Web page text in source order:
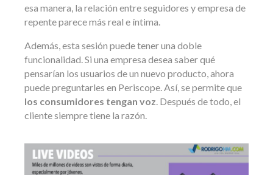
esa manera, la relación entre seguidores y empresa de
repente parece más real e íntima.
Además, esta sesión puede tener una doble
funcionalidad. Si una empresa desea saber qué
pensarían los usuarios de un nuevo producto, ahora
puede preguntarles en Periscope. Así, se permite que
los consumidores tengan voz . Después de todo, el
cliente siempre tiene la razón.